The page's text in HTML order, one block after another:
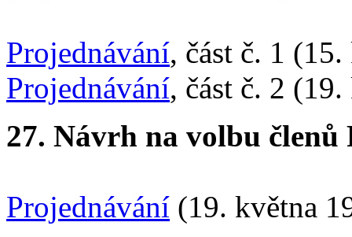
Projednávání, část č. 1
Projednávání, část č. 2
27. Návrh na volbu členů
Projednávání (19. května